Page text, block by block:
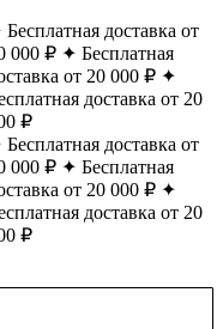
доставка от
000 ₽ ✦ Бесплатная
от 20 000 ₽ ✦
доставка от 20
₽
доставка от
000 ₽ ✦ Бесплатная
от 20 000 ₽ ✦
доставка от 20
₽